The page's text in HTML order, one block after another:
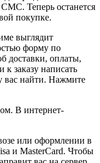
Теперь останется
покупке.
выглядит
форму по
доставки, оплаты,
заказу написать
вас найти. Нажмите
В интернет-
или оформлении в
и MasterCard. Чтобы